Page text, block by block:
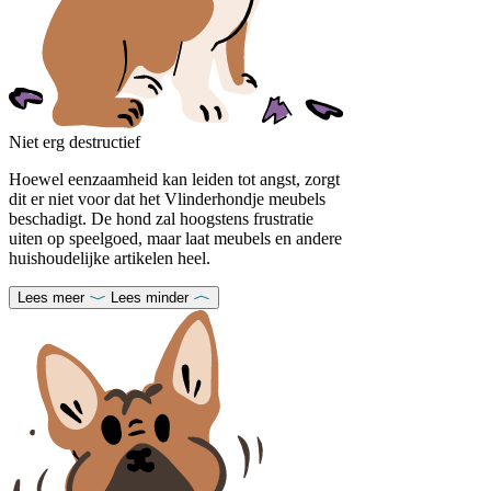
Niet erg destructief
Hoewel eenzaamheid kan leiden tot angst, zorgt
dit er niet voor dat het Vlinderhondje meubels
beschadigt. De hond zal hoogstens frustratie
uiten op speelgoed, maar laat meubels en andere
huishoudelijke artikelen heel.
Lees meer Lees minder